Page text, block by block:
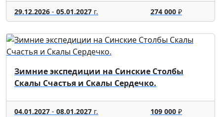
29.12.2026 - 05.01.2027 г. 274 000₽
Зимние экспедиции на Синские Столбы
Скалы Счастья и Скалы Сердечко.
04.01.2027 - 08.01.2027 г. 109 000₽